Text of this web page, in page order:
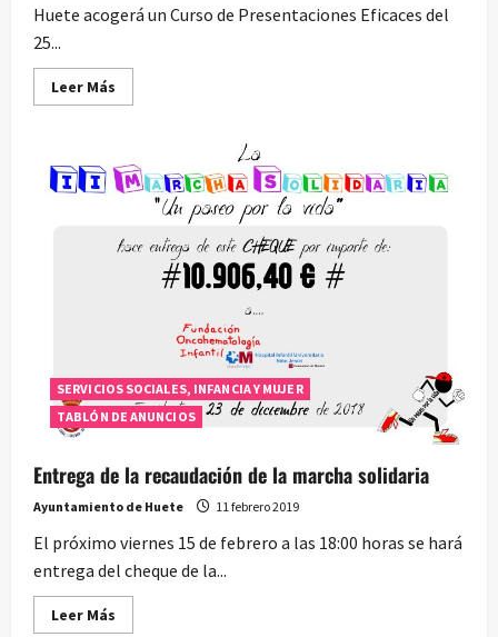
Huete acogerá un Curso de Presentaciones Eficaces del
25...
Leer Más
más
de
Presentaciones
Eficaces
SERVICIOS SOCIALES, INFANCIA Y MUJER
TABLÓN DE ANUNCIOS
Entrega de la recaudación de la marcha solidaria
Ayuntamiento de Huete 11 febrero 2019
El próximo viernes 15 de febrero a las 18:00 horas se hará
entrega del cheque de la...
Leer Más
más